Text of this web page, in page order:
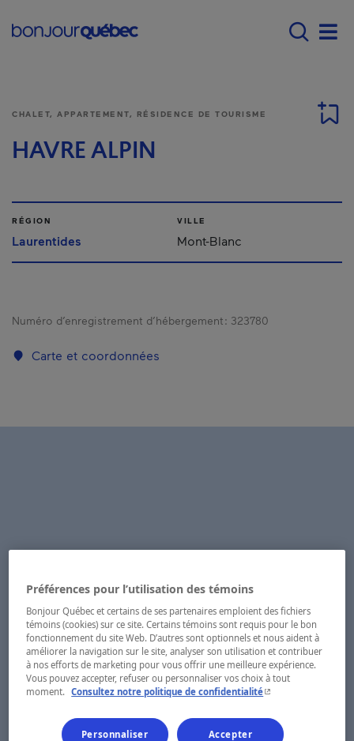
Main navigation -
CHALET, APPARTEMENT, RÉSIDENCE DE TOURISME
HAVRE ALPIN
RÉGION
Laurentides
VILLE
Mont-Blanc
Numéro d’enregistrement d’hébergement : 323780
Carte et coordonnées
Préférences pour l’utilisation des témoins
Bonjour Québec et certains de ses partenaires emploient des fichiers
témoins (cookies) sur ce site. Certains témoins sont requis pour le bon
fonctionnement du site Web. D’autres sont optionnels et nous aident à
améliorer la navigation sur le site, analyser son utilisation et contribuer
à nos efforts de marketing pour vous offrir une meilleure expérience.
Vous pouvez accepter, refuser ou personnaliser vos choix à tout
moment.
Consultez notre politique de confidentialité- Cet hyperlien
Personnaliser Accepter